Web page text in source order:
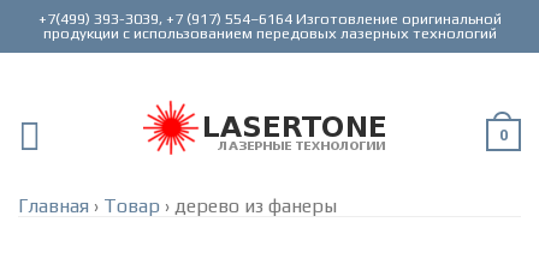
+7(499) 393-3039, +7 (917) 554–6164 Изготовление оригинальной
0
Главная › Товар › дерево из фанеры